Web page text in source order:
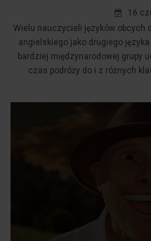
16
Wielu nauczycieli języków obcych
angielskiego jako drugiego
bardziej międzynarodowej grupy
czas podróży do i z różnych